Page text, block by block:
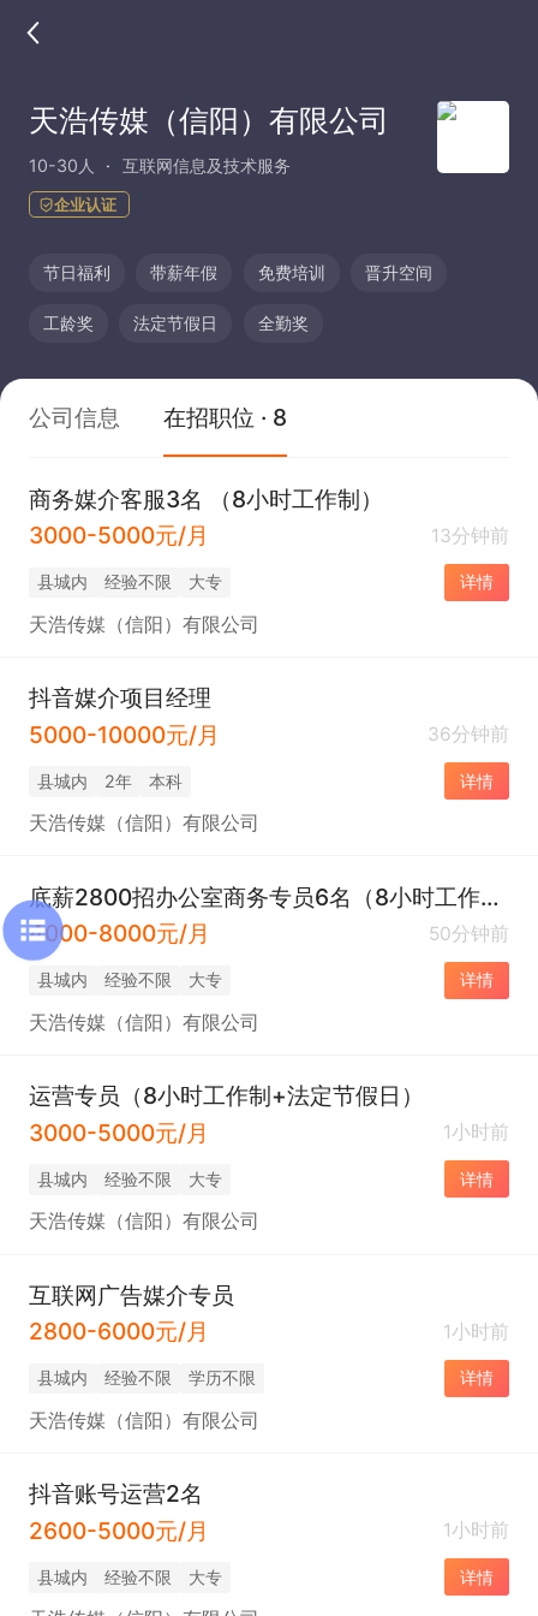
天浩传媒（信阳）有限公司
10-30人 互联网信息及技术服务
企业认证
节日福利 带薪年假 免费培训 晋升空间
工龄奖 法定节假日 全勤奖
公司信息 在招职位 · 8
商务媒介客服3名 （8小时工作制）
3000-5000元/月
13分钟前
县城内 经验不限 大专 详情
天浩传媒（信阳）有限公司
抖音媒介项目经理
5000-10000元/月
36分钟前
县城内 2年 本科 详情
天浩传媒（信阳）有限公司
底薪2800招办公室商务专员6名（8小时工作制+法定节假日）
4000-8000元/月
50分钟前
县城内 经验不限 大专 详情
天浩传媒（信阳）有限公司
运营专员（8小时工作制+法定节假日）
3000-5000元/月
1小时前
县城内 经验不限 大专 详情
天浩传媒（信阳）有限公司
互联网广告媒介专员
2800-6000元/月
1小时前
县城内 经验不限 学历不限 详情
天浩传媒（信阳）有限公司
抖音账号运营2名
2600-5000元/月
1小时前
县城内 经验不限 大专 详情